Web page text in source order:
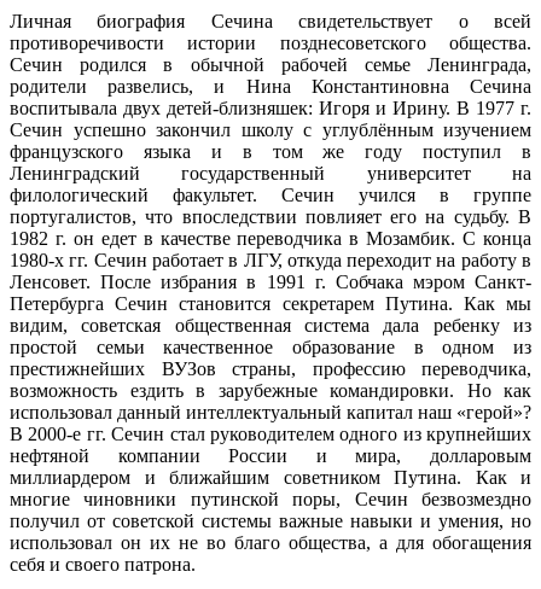
Личная биография Сечина свидетельствует о всей
противоречивости истории позднесоветского общества.
Сечин родился в обычной рабочей семье Ленинграда,
родители развелись, и Нина Константиновна Сечина
воспитывала двух детей-близняшек: Игоря и Ирину. В 1977 г.
Сечин успешно закончил школу с углублённым изучением
французского языка и в том же году поступил в
Ленинградский государственный университет на
филологический факультет. Сечин учился в группе
португалистов, что впоследствии повлияет его на судьбу. В
1982 г. он едет в качестве переводчика в Мозамбик. С конца
1980-х гг. Сечин работает в ЛГУ, откуда переходит на работу в
Ленсовет. После избрания в 1991 г. Собчака мэром Санкт-
Петербурга Сечин становится секретарем Путина. Как мы
видим, советская общественная система дала ребенку из
простой семьи качественное образование в одном из
престижнейших ВУЗов страны, профессию переводчика,
возможность ездить в зарубежные командировки. Но как
использовал данный интеллектуальный капитал наш «герой»?
В 2000-е гг. Сечин стал руководителем одного из крупнейших
нефтяной компании России и мира, долларовым
миллиардером и ближайшим советником Путина. Как и
многие чиновники путинской поры, Сечин безвозмездно
получил от советской системы важные навыки и умения, но
использовал он их не во благо общества, а для обогащения
себя и своего патрона.